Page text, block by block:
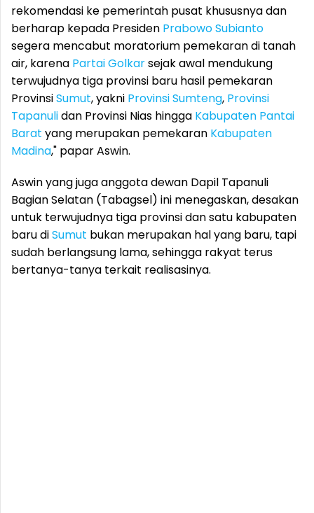
rekomendasi ke pemerintah pusat khususnya dan
berharap kepada Presiden Prabowo Subianto
segera mencabut moratorium pemekaran di tanah
air, karena Partai Golkarsejak awal mendukung
terwujudnya tiga provinsi baru hasil pemekaran
ProvinsiSumut, yakni Provinsi Sumteng, Provinsi
Tapanulidan Provinsi Nias hingga Kabupaten Pantai
Barat yang merupakan pemekaran Kabupaten
Madina," papar Aswin.
Aswin yang juga anggota dewan Dapil Tapanuli
Bagian Selatan (Tabagsel) ini menegaskan, desakan
untuk terwujudnya tiga provinsi dan satu kabupaten
baru diSumut bukan merupakan hal yang baru, tapi
sudah berlangsung lama, sehingga rakyat terus
bertanya-tanya terkait realisasinya.